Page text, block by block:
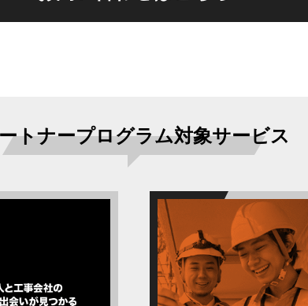
トナープログラム対象サービス